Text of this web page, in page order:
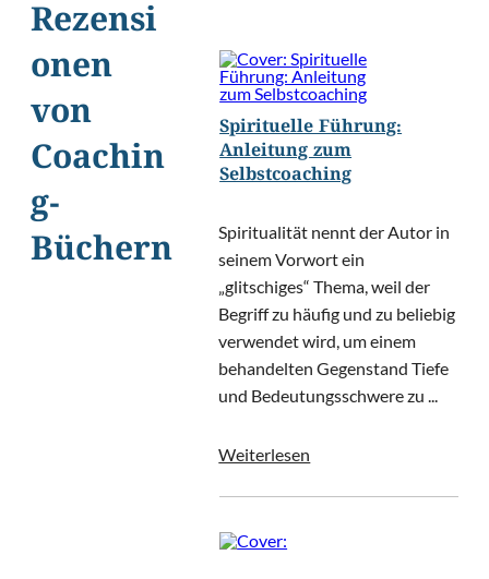
Rezensi
onen
von
Coachin
g-
Büchern
Spirituelle Führung:
Anleitung zum
Selbstcoaching
Spiritualität nennt der Autor in
seinem Vorwort ein
„glitschiges“ Thema, weil der
Begriff zu häufig und zu beliebig
verwendet wird, um einem
behandelten Gegenstand Tiefe
und Bedeutungsschwere zu ...
Weiterlesen